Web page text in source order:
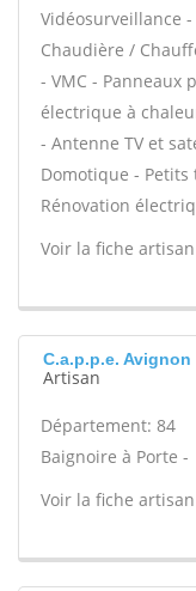
Vidéosurveillance
Chaudière /
- VMC - Panneaux
électrique à
- Antenne TV et
Domotique -
Rénovation
Voir la fiche
C.a.p.p.e. Avignon
Artisan
Département: 84
Baignoire à Porte -
Voir la fiche